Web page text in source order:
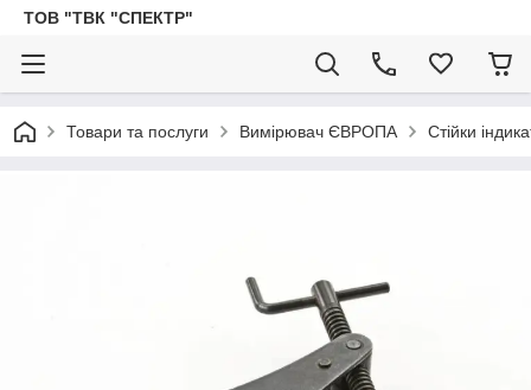
ТОВ "ТВК "СПЕКТР"
Товари та послуги Вимірювач ЄВРОПА Стійки